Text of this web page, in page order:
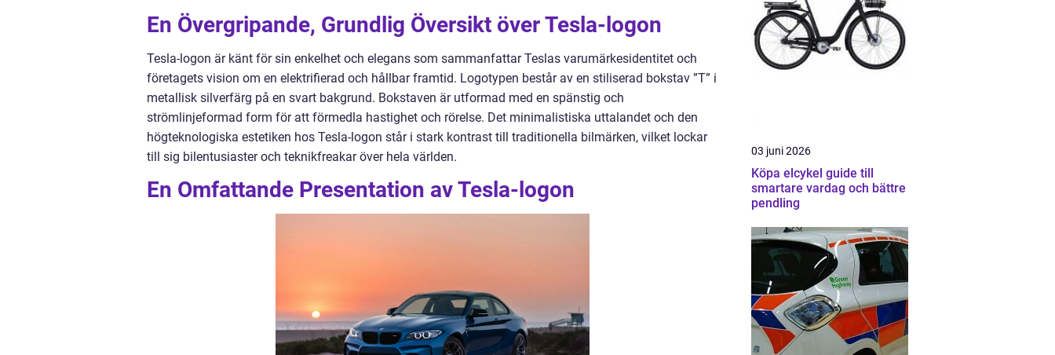
En Övergripande, Grundlig Översikt över Tesla-logon
Tesla-logon är känt för sin enkelhet och elegans som sammanfattar Teslas varumärkesidentitet och
företagets vision om en elektrifierad och hållbar framtid. Logotypen består av en stiliserad bokstav ”T” i
metallisk silverfärg på en svart bakgrund. Bokstaven är utformad med en spänstig och
strömlinjeformad form för att förmedla hastighet och rörelse. Det minimalistiska uttalandet och den
högteknologiska estetiken hos Tesla-logon står i stark kontrast till traditionella bilmärken, vilket lockar
till sig bilentusiaster och teknikfreakar över hela världen.
En Omfattande Presentation av Tesla-logon
03 juni 2026
Köpa elcykel guide till
smartare vardag och bättre
pendling